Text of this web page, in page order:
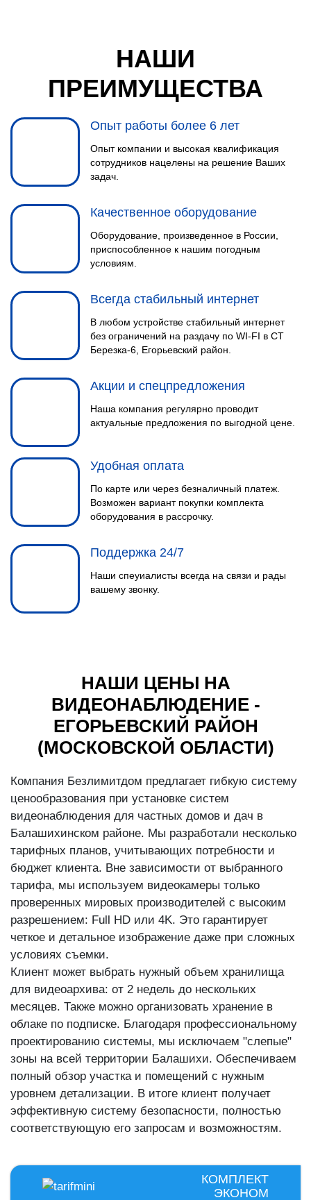
НАШИ
ПРЕИМУЩЕСТВА
Опыт работы более 6 лет
Опыт компании и высокая квалификация
сотрудников нацелены на решение Ваших
задач.
Качественное оборудование
Оборудование, произведенное в России,
приспособленное к нашим погодным
условиям.
Всегда стабильный интернет
В любом устройстве стабильный интернет
без ограничений на раздачу по WI-FI в СТ
Березка-6, Егорьевский район.
Акции и спецпредложения
Наша компания регулярно проводит
актуальные предложения по выгодной цене.
Удобная оплата
По карте или через безналичный платеж.
Возможен вариант покупки комплекта
оборудования в рассрочку.
Поддержка 24/7
Наши спеуиалисты всегда на связи и рады
вашему звонку.
НАШИ ЦЕНЫ НА
ВИДЕОНАБЛЮДЕНИЕ -
ЕГОРЬЕВСКИЙ РАЙОН
(МОСКОВСКОЙ ОБЛАСТИ)
Компания Безлимитдом предлагает гибкую систему
ценообразования при установке систем
видеонаблюдения для частных домов и дач в
Балашихинском районе. Мы разработали несколько
тарифных планов, учитывающих потребности и
бюджет клиента. Вне зависимости от выбранного
тарифа, мы используем видеокамеры только
проверенных мировых производителей с высоким
разрешением: Full HD или 4K. Это гарантирует
четкое и детальное изображение даже при сложных
условиях съемки.
Клиент может выбрать нужный объем хранилища
для видеоархива: от 2 недель до нескольких
месяцев. Также можно организовать хранение в
облаке по подписке. Благодаря профессиональному
проектированию системы, мы исключаем "слепые"
зоны на всей территории Балашихи. Обеспечиваем
полный обзор участка и помещений с нужным
уровнем детализации. В итоге клиент получает
эффективную систему безопасности, полностью
соответствующую его запросам и возможностям.
КОМПЛЕКТ
ЭКОНОМ